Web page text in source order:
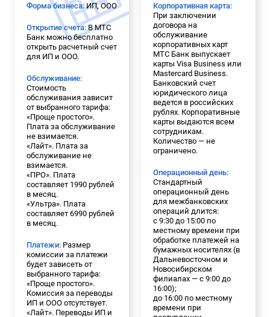
Форма бизнеса:ИП, ООО
Открытие счета: В МТС
Банк можно бесплатно
открыть расчетный счет
для ИП и ООО.
Обслуживание:
Стоимость
обслуживания зависит
от выбранного тарифа:
«Проще простого».
Плата за обслуживание
не взимается.
«Лайт». Плата за
обслуживание не
взимается.
«ПРО». Плата
составляет 1990 рублей
в месяц.
«Ультра». Плата
составляет 6990 рублей
в месяц.
Платежи: Размер
комиссии за платежи
будет зависеть от
выбранного тарифа:
«Проще простого».
Комиссия за переводы
ИП и ООО отсутствует.
«Лайт». Переводы ИП и
Корпоративная карта:
При заключении
договора на
обслуживание
корпоративных карт
МТС Банк выпускает
карты Visa Business или
Mastercard Business.
Банковский счет
юридического лица
ведется в российских
рублях. Корпоративные
карты выдаются всем
сотрудникам.
Количество — не
ограничено.
Операционный день:
Стандартный
операционный день
для межбанковских
операций длится:
с 9:30 до 15:00 по
местному времени при
обработке платежей на
бумажных носителях (в
Дальневосточном и
Новосибирском
филиалах — с 9:00 до
16:00);
до 16:00 по местному
времени при